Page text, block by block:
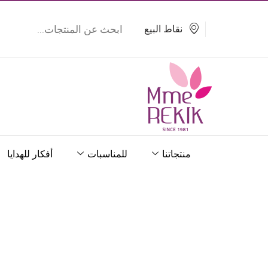
نقاط البيع
منتجاتنا للمناسبات أفكار للهدايا